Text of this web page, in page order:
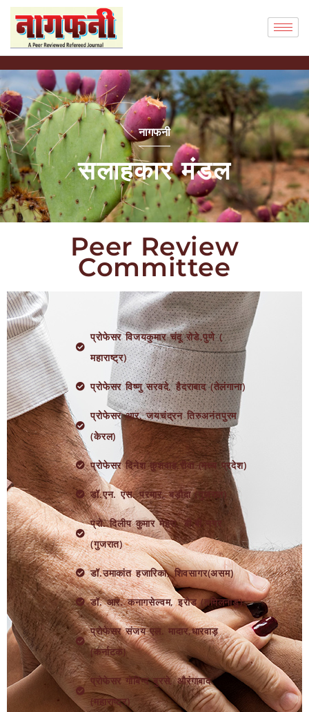
नागफनी
सलाहकार मंडल
Peer Review
Committee
प्रोफेसर विजयकुमार चंदू रोडे,पुणे (
महाराष्ट्र)
प्रोफेसर विष्णु सरवदे, हैदराबाद (तेलंगाना)
प्रोफेसर आर. जयचंद्रन तिरुअनंतपुरम
(केरल)
प्रोफेसर दिनेश कुशवाह,रीवा (मध्य प्रदेश)
डॉ.एन. एस. परमार, बड़ौदा (गुजरात)
प्रो. दिलीप कुमार मेहरा, बी.बी.नगर
(गुजरात)
डॉ.उमाकांत हजारिका, शिवसागर(असम)
डॉ. आर. कनागसेल्वम, इरोड (तमिलनाडु)
प्रोफेसर संजय एल. मादार,धारवाड़
(कर्नाटक)
प्रोफेसर गोबिन्द बुरसे, औरंगाबाद
(महाराष्ट्र)